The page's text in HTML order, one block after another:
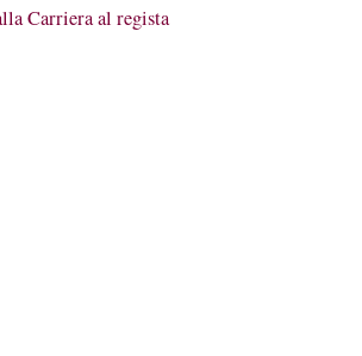
Carriera al regista